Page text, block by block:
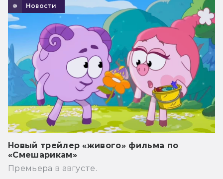
Новости
Новый трейлер «живого» фильма по
«Смешарикам»
Премьера в августе.